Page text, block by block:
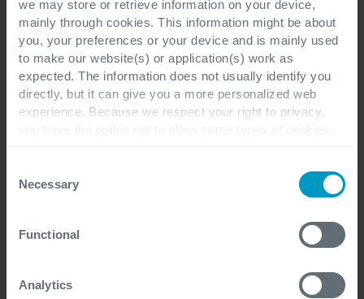
we may store or retrieve information on your device,
mainly through cookies. This information might be about
you, your preferences or your device and is mainly used
to make our website(s) or application(s) work as
expected. The information does not usually identify you
directly, but it can give you a more personalized web
experience. Because we respect your right to privacy,
you disable certain cookies, you should be aware that
certain website or application elements may be impacted
and interfere with your experience of the website and the
services we are able to offer.
Selection
Necessary
Functional
Analytics
shippingorganisatie te
transformeren?
Ontdek hoe Cegeka shippingbedrijven ondersteunt
met slimme Microsoft-oplossingen voor onder
procurement,
crewing,
datagedreven besluitvorming